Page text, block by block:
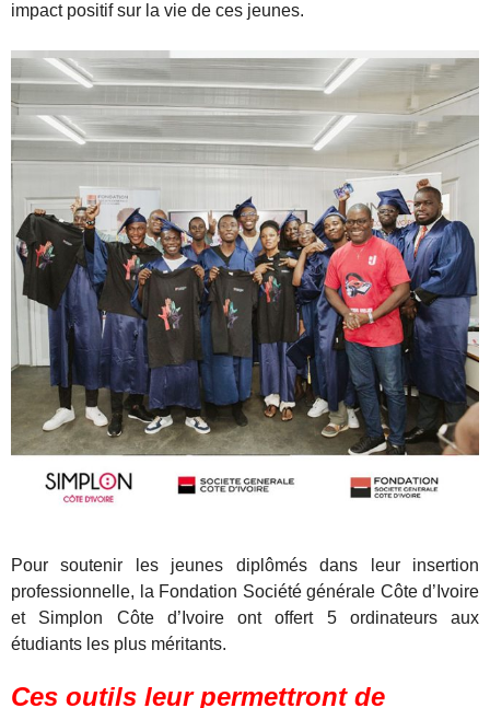
impact positif sur la vie de ces jeunes.
Pour soutenir les jeunes diplômés dans leur insertion
professionnelle, la Fondation Société générale Côte d’Ivoire
et Simplon Côte d’Ivoire ont offert 5 ordinateurs aux
étudiants les plus méritants.
Ces outils leur permettront de